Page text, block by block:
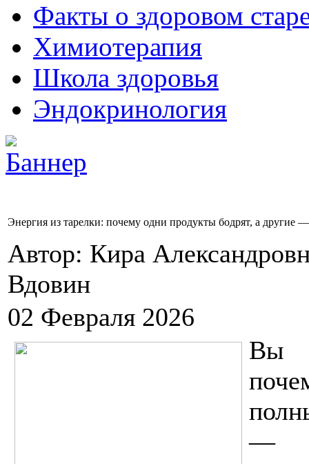
Факты о здоровом
Химиoтерапия
Школа здоровья
Эндокринология
Энергия из тарелки: почему одни продукты бодрят, а другие
Автор: Кира
Вдовин
02 Февраля 2026
Вы
—